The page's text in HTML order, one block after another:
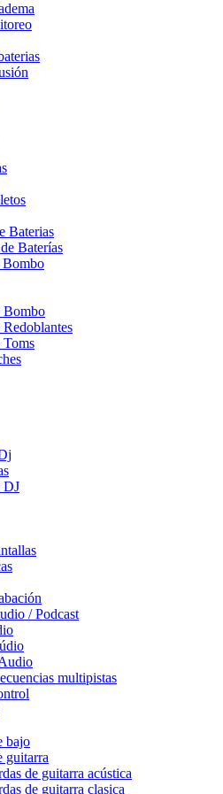
Baterias
Baterías
Bombo
Bombo
Redoblantes
Toms
DJ
/ Podcast
multipistas
bajo
guitarra
de guitarra acústica
de guitarra clasica